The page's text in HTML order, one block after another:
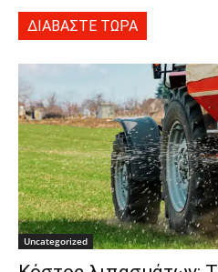
ΔΙΑΒΑΣΤΕ ΤΩΡΑ
Uncategorized